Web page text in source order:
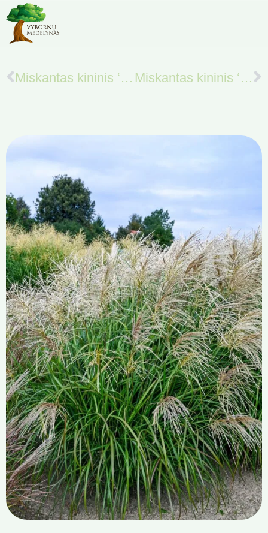
Miskantas kininis ‘SNOW QUEEN’ Miskantas kininis ‘HERON’